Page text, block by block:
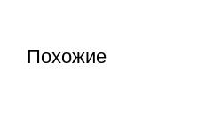
Похожие